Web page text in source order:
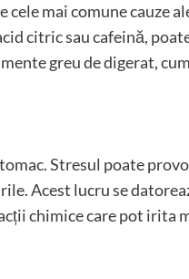
mai comune cauze
citric sau cafeină,
greu de digerat,
Stresul poate
Acest lucru se
chimice care pot irita